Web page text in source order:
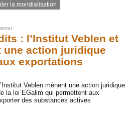
la mondialisation
: l’Institut Veblen et
une action juridique
exportations
Veblen mènent une action juridique
la loi EGalim qui permettent aux
des substances actives